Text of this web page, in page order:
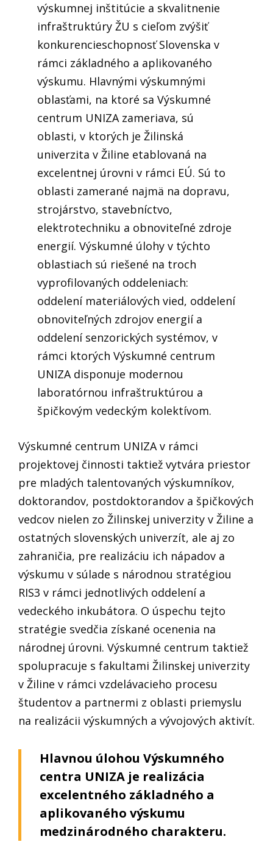
výskumnej inštitúcie a skvalitnenie
infraštruktúry ŽU s cieľom zvýšiť
konkurencieschopnosť Slovenska v
rámci základného a aplikovaného
výskumu. Hlavnými výskumnými
oblasťami, na ktoré sa Výskumné
centrum UNIZA zameriava, sú
oblasti, v ktorých je Žilinská
univerzita v Žiline etablovaná na
excelentnej úrovni v rámci EÚ. Sú to
oblasti zamerané najmä na dopravu,
strojárstvo, stavebníctvo,
elektrotechniku a obnoviteľné zdroje
energií. Výskumné úlohy v týchto
oblastiach sú riešené na troch
vyprofilovaných oddeleniach:
oddelení materiálových vied, oddelení
obnoviteľných zdrojov energií a
oddelení senzorických systémov, v
rámci ktorých Výskumné centrum
UNIZA disponuje modernou
laboratórnou infraštruktúrou a
špičkovým vedeckým kolektívom.
Výskumné centrum UNIZA v rámci
projektovej činnosti taktiež vytvára priestor
pre mladých talentovaných výskumníkov,
doktorandov, postdoktorandov a špičkových
vedcov nielen zo Žilinskej univerzity v Žiline a
ostatných slovenských univerzít, ale aj zo
zahraničia, pre realizáciu ich nápadov a
výskumu v súlade s národnou stratégiou
RIS3 v rámci jednotlivých oddelení a
vedeckého inkubátora. O úspechu tejto
stratégie svedčia získané ocenenia na
národnej úrovni. Výskumné centrum taktiež
spolupracuje s fakultami Žilinskej univerzity
v Žiline v rámci vzdelávacieho procesu
študentov a partnermi z oblasti priemyslu
na realizácii výskumných a vývojových aktivít.
Hlavnou úlohou Výskumného
centra UNIZA je realizácia
excelentného základného a
aplikovaného výskumu
medzinárodného charakteru.